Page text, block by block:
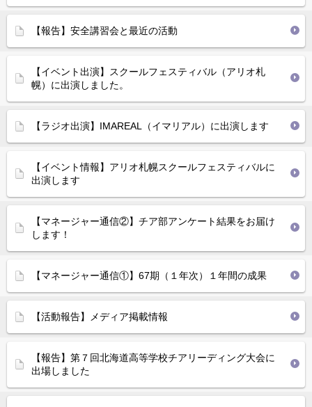
【報告】安全講習会と最近の活動
【イベント出演】スクールフェスティバル（アリオ札
幌）に出演しました。
【ラジオ出演】IMAREAL（イマリアル）に出演します
【イベント情報】アリオ札幌スクールフェスティバルに
出演します
【マネージャー通信②】チア部アンケート結果をお届け
します！
【マネージャー通信①】67期（１年次）１年間の成果
【活動報告】メディア掲載情報
【報告】第７回北海道高等学校チアリーディング大会に
出場しました